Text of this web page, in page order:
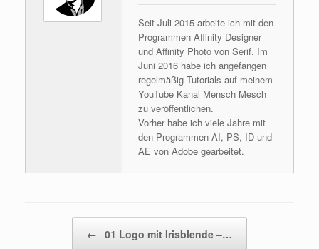
Seit Juli 2015 arbeite ich mit den
Programmen Affinity Designer
und Affinity Photo von Serif. Im
Juni 2016 habe ich angefangen
regelmäßig Tutorials auf meinem
YouTube Kanal Mensch Mesch
zu veröffentlichen.
Vorher habe ich viele Jahre mit
den Programmen AI, PS, ID und
AE von Adobe gearbeitet.
← 01 Logo mit Irisblende –…